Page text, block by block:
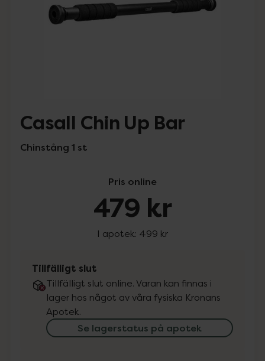
Casall Chin Up Bar
Chinstång 1 st
Pris online
479 kr
I apotek: 499 kr
Tillfälligt slut
Tillfälligt slut online. Varan kan finnas i
lager hos något av våra fysiska Kronans
Apotek.
Se lagerstatus på apotek